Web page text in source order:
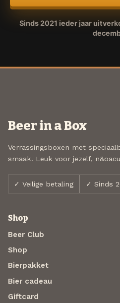
Sinds 2021 ieder jaar
Beer in a Box
Verrassingsboxen met
smaak. Leuk voor jezelf,
✓ Veilige betaling ✓ Sinds
Shop
Beer Club
Shop
Bierpakket
Bier cadeau
Giftcard